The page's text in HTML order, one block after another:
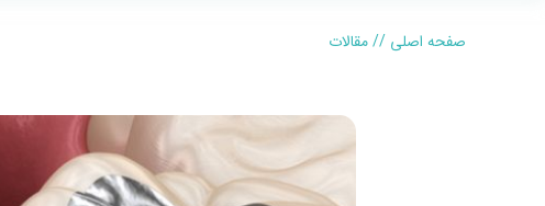
صفحه اصلی //مقالات